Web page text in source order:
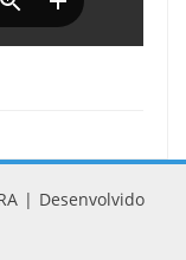
| Desenvolvido